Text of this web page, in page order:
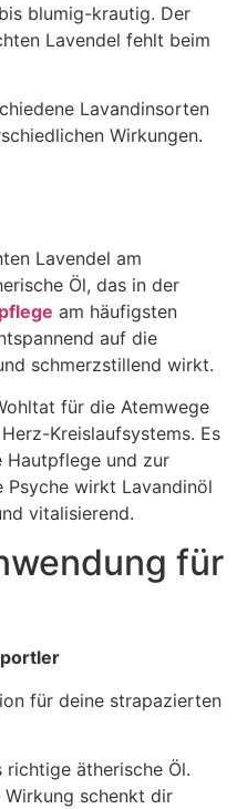
blumig-krautig. Der
Lavendel fehlt beim
Lavandinsorten
Wirkungen.
Lavendel am
Öl, das in der
am häufigsten
auf die
schmerzstillend wirkt.
für die Atemwege
Kreislaufsystems. Es
Hautpflege und zur
Psyche wirkt Lavandinöl
vitalisierend.
für
für deine strapazierten
richtige ätherische Öl.
Wirkung schenkt dir